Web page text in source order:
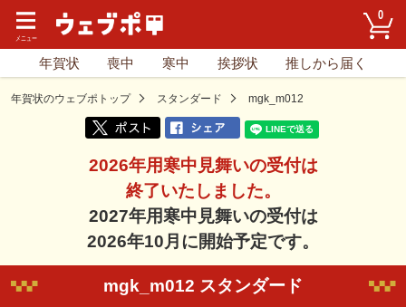
0
年賀状 喪中 寒中 挨拶状 推しから届く
年賀状のウェブポトップ スタンダード mgk_m012
2026年用寒中見舞いの受付は
終了いたしました。
2027年用寒中見舞いの受付は
2026年10月に開始予定です。
mgk_m012 スタンダード